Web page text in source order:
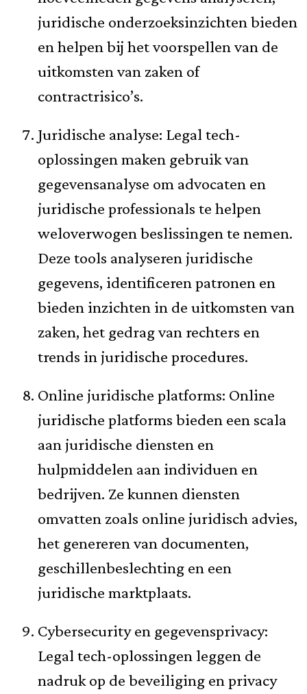
juridische onderzoeksinzichten bieden
en helpen bij het voorspellen van de
uitkomsten van zaken of
contractrisico’s.
Juridische analyse: Legal tech-
oplossingen maken gebruik van
gegevensanalyse om advocaten en
juridische professionals te helpen
weloverwogen beslissingen te nemen.
Deze tools analyseren juridische
gegevens, identificeren patronen en
bieden inzichten in de uitkomsten van
zaken, het gedrag van rechters en
trends in juridische procedures.
Online juridische platforms: Online
juridische platforms bieden een scala
aan juridische diensten en
hulpmiddelen aan individuen en
bedrijven. Ze kunnen diensten
omvatten zoals online juridisch advies,
het genereren van documenten,
geschillenbeslechting en een
juridische marktplaats.
Cybersecurity en gegevensprivacy:
Legal tech-oplossingen leggen de
nadruk op de beveiliging en privacy